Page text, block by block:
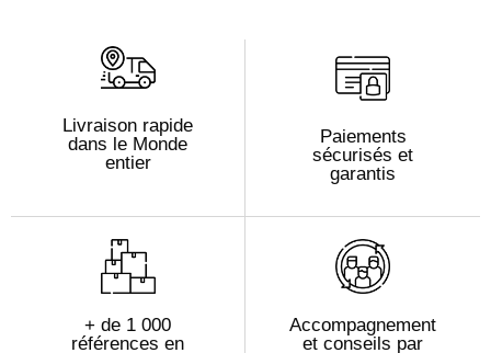
Livraison rapide
dans le Monde
entier
Paiements
sécurisés et
garantis
+ de 1 000
références en
Accompagnement
et conseils par